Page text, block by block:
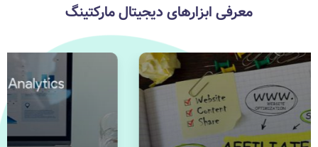
معرفی ابزارهای دیجیتال مارکتینگ